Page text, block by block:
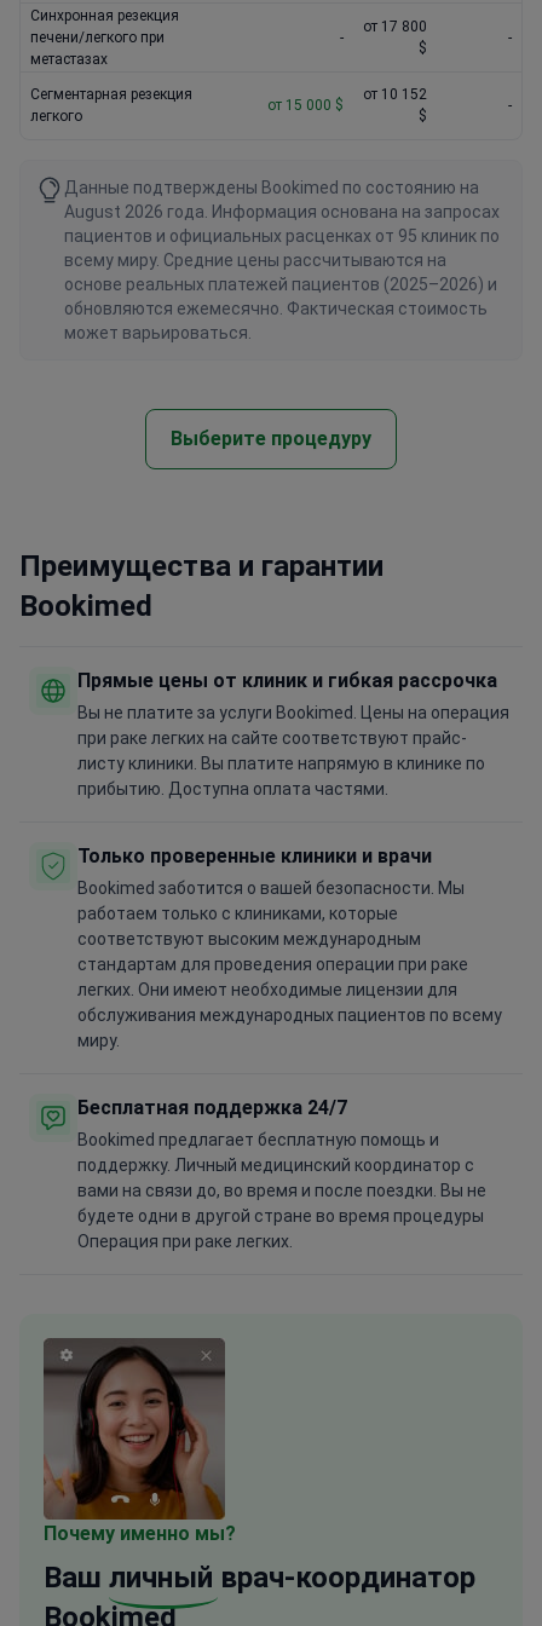
Синхронная резекция
печени/легкого при
метастазах
-
от 17 800
$
-
Сегментарная резекция
легкого
от 15 000 $
от 10 152
$
-
Данные подтверждены Bookimed по состоянию на
August 2026 года. Информация основана на запросах
пациентов и официальных расценках от 95 клиник по
всему миру. Средние цены рассчитываются на
основе реальных платежей пациентов (2025–2026) и
обновляются ежемесячно. Фактическая стоимость
может варьироваться.
Выберите процедуру
Преимущества и гарантии
Bookimed
Прямые цены от клиник и гибкая рассрочка
Вы не платите за услуги Bookimed. Цены на операция
при раке легких на сайте соответствуют прайс-
листу клиники. Вы платите напрямую в клинике по
прибытию. Доступна оплата частями.
Только проверенные клиники и врачи
Bookimed заботится о вашей безопасности. Мы
работаем только с клиниками, которые
соответствуют высоким международным
стандартам для проведения операции при раке
легких. Они имеют необходимые лицензии для
обслуживания международных пациентов по всему
миру.
Бесплатная поддержка 24/7
Bookimed предлагает бесплатную помощь и
поддержку. Личный медицинский координатор с
вами на связи до, во время и после поездки. Вы не
будете одни в другой стране во время процедуры
Операция при раке легких.
Почему именно мы?
Ваш личный врач-координатор
Bookimed